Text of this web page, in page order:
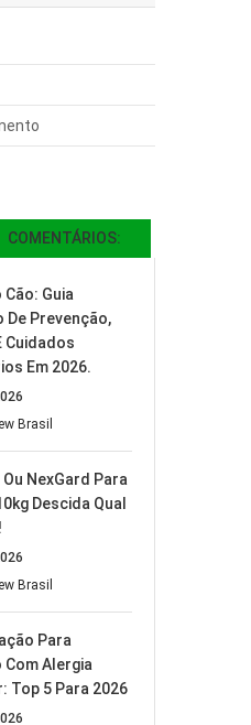
COMENTÁRIOS:
Cão: Guia
De Prevenção,
Cuidados
Em 2026.
Brasil
NexGard Para
Descida Qual
Brasil
Para
Alergia
Top 5 Para 2026